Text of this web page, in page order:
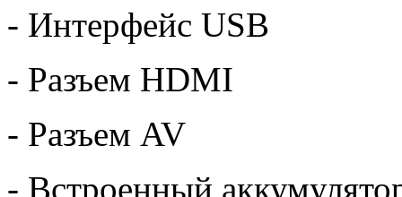
- Интерфейс USB
- Разъем HDMI
- Разъем AV
- Встроенный